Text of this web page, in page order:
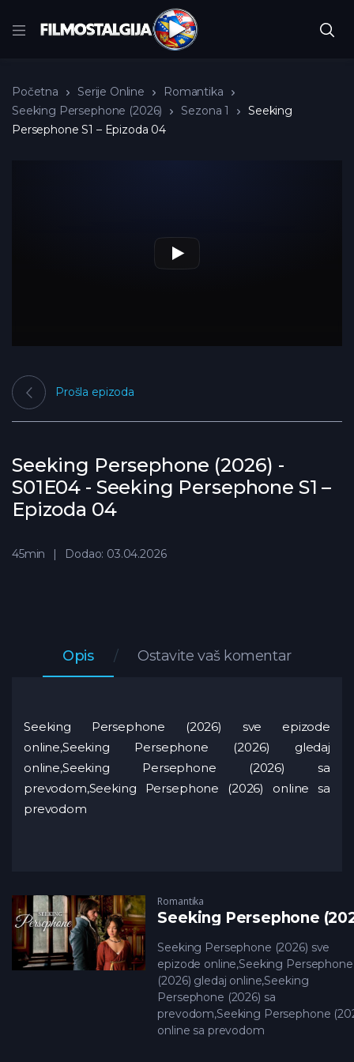
Početna Serije Online
Romantika
Seeking Persephone (2026)
Sezona 1
Seeking
Persephone S1 – Epizoda 04
Seeking Persephone (2026) -
S01E04 - Seeking Persephone S1 –
Epizoda 04
Prošla epizoda
45min Dodao: 03.04.2026
Opis Ostavite vaš komentar
Seeking Persephone (2026) sve epizode
online,Seeking Persephone (2026) gledaj
online,Seeking Persephone (2026) sa
prevodom,Seeking Persephone (2026) online sa
prevodom
Romantika
Seeking Persephone
Seeking Persephone (2026) sve
epizode online,Seeking Persephone
(2026) gledaj online,Seeking
Persephone (2026) sa
prevodom,Seeking Persephone
online sa prevodom